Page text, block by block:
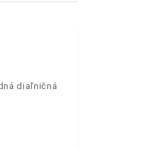
diaľničná